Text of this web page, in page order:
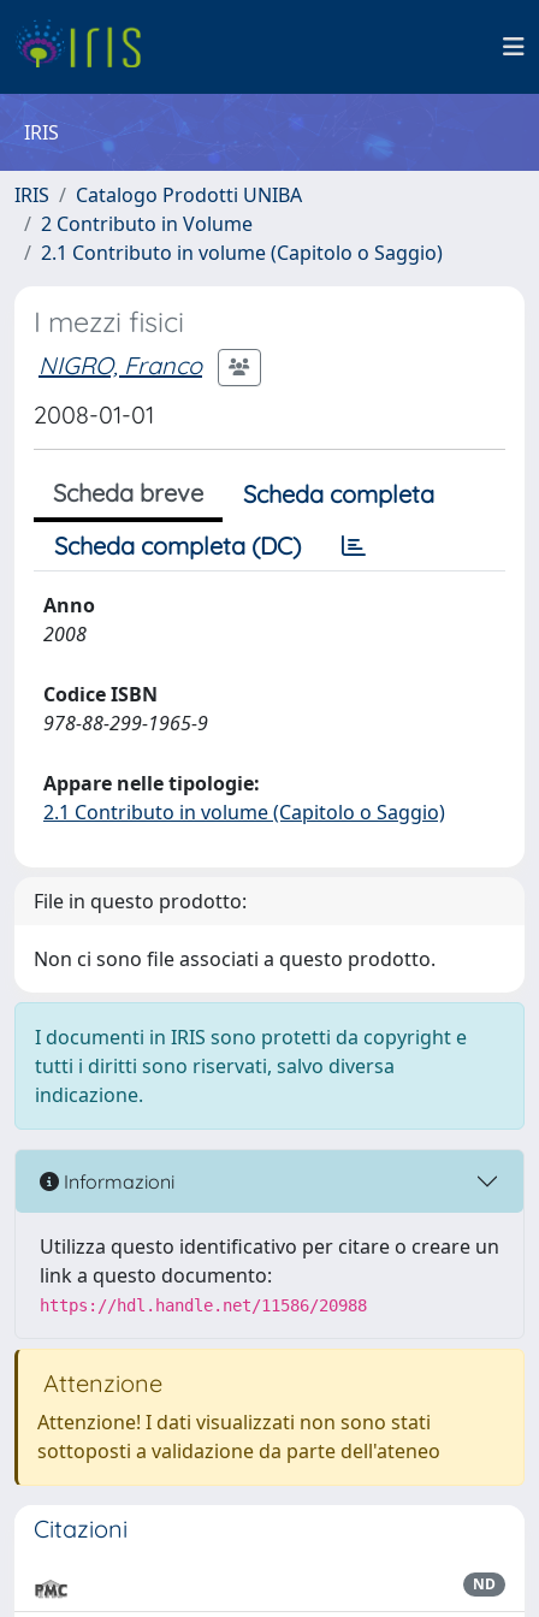
IRIS
IRIS
Catalogo Prodotti UNIBA
2 Contributo in Volume
2.1 Contributo in volume (Capitolo o Saggio)
I mezzi fisici
NIGRO, Franco
2008-01-01
Scheda breve
Scheda completa
Scheda completa (DC)
Anno
2008
Codice ISBN
978-88-299-1965-9
Appare nelle tipologie:
2.1 Contributo in volume (Capitolo o Saggio)
File in questo prodotto:
Non ci sono file associati a questo prodotto.
I documenti in IRIS sono protetti da copyright e
tutti i diritti sono riservati, salvo diversa
indicazione.
Informazioni
Utilizza questo identificativo per citare o creare un
link a questo documento:
https://hdl.handle.net/11586/20988
Attenzione
Attenzione! I dati visualizzati non sono stati
sottoposti a validazione da parte dell'ateneo
Citazioni
ND